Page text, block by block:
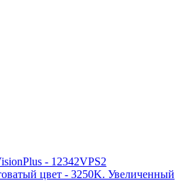
- 12342VPS2
цвет - 3250K. Увеличенный